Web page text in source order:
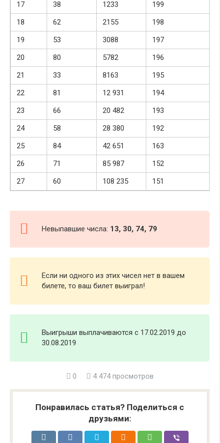
17 38 1233
199
18
62 2155
198
19
53 3088
197
20
80 5782
196
21
33 8163
195
22
81 12 931
194
23
66 20 482
193
24
58 28 380
192
25
84 42 651
163
26
71 85 987
152
27
60 108 235 151
Невыпавшие числа: 13, 30, 74, 79
Если ни одного из этих чисел нет в вашем
билете, то ваш билет выиграл!
Выигрыши выплачиваются с 17.02.2019 до
30.08.2019
0 4 474 просмотров
Понравилась статья? Поделиться с
друзьями: